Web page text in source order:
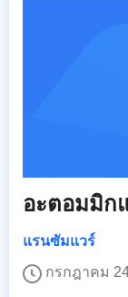
อะตอมมิก
แรนซัมแวร์
กรกฎาคม